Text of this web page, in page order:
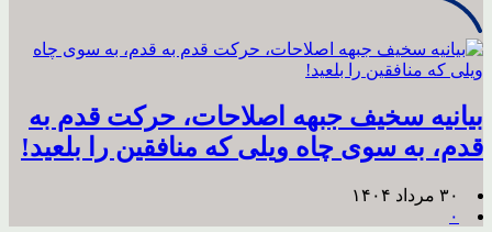
بیانیه سخیف جبهه اصلاحات، حرکت قدم به
قدم، به سوی چاه ویلی که منافقین را بلعید!
۳۰ مرداد ۱۴۰۴
۰